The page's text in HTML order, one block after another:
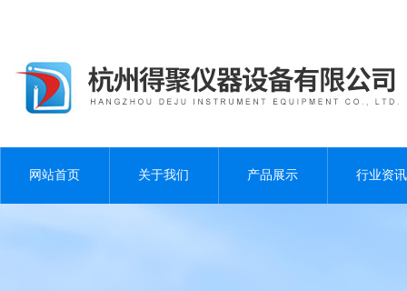
网站首页 关于我们 产品展示 行业资讯